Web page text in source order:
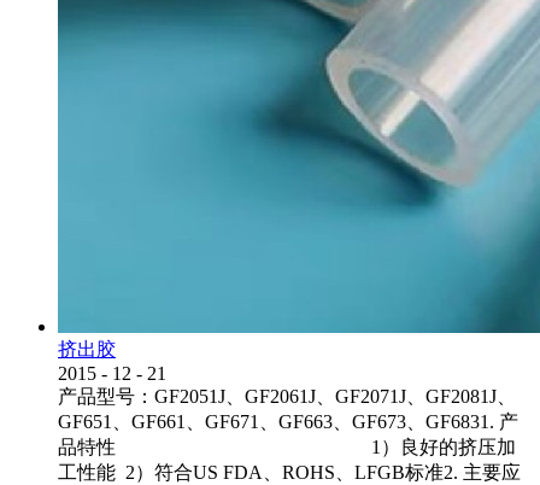
挤出胶
2015 - 12 - 21
产品型号：GF2051J、GF2061J、GF2071J、GF2081J、
GF651、GF661、GF671、GF663、GF673、GF6831. 产
品特性 1）良好的挤压加
工性能 2）符合US FDA、ROHS、LFGB标准2. 主要应